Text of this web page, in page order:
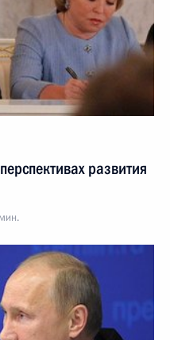
развития